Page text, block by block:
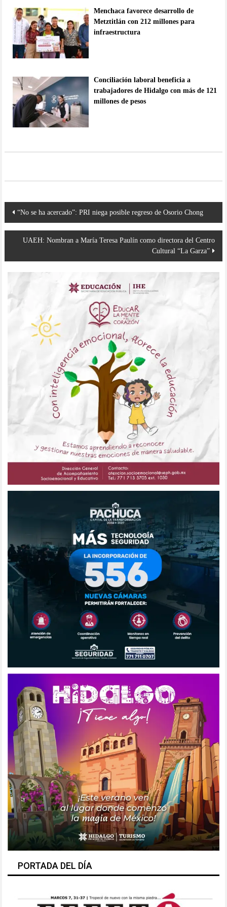
Menchaca favorece desarrollo de
Metztitlán con 212 millones para
infraestructura
Conciliación laboral beneficia a
trabajadores de Hidalgo con más de 121
millones de pesos
Navegación
de
entradas
“No se ha acercado”: PRI niega posible regreso de Osorio Chong
UAEH: Nombran a María Teresa Paulín como directora del Centro
Cultural “La Garza”
PORTADA DEL DÍA